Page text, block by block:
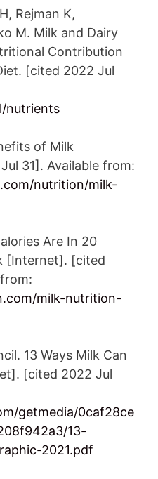
Rejman K,
M. Milk and Dairy
Contribution
[cited 2022 Jul
nutrients
of Milk
31]. Available from:
nutrition/milk-
Are In 20
[Internet]. [cited
milk-nutrition-
13 Ways Milk Can
[cited 2022 Jul
getmedia/0caf28ce
13-
2021.pdf